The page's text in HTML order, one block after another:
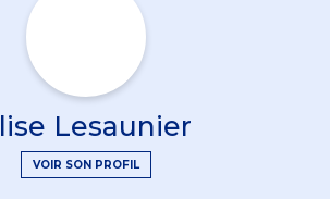
Lesaunier
VOIR SON PROFIL